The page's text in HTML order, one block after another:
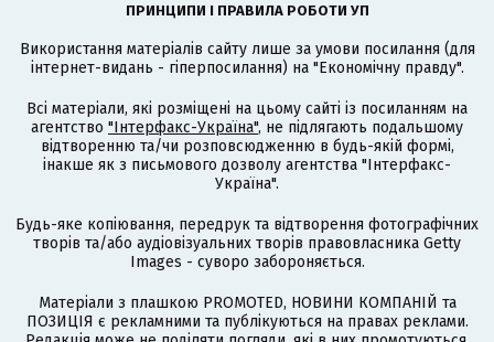
ПРИНЦИПИ І ПРАВИЛА РОБОТИ УП
Використання матеріалів сайту лише за умови посилання (для
інтернет-видань - гіперпосилання) на "Економічну правду".
Всі матеріали, які розміщені на цьому сайті із посиланням на
агентство "Інтерфакс-Україна", не підлягають подальшому
відтворенню та/чи розповсюдженню в будь-якій формі,
інакше як з письмового дозволу агентства "Інтерфакс-
Україна".
Будь-яке копіювання, передрук та відтворення фотографічних
творів та/або аудіовізуальних творів правовласника Getty
Images - суворо забороняється.
Матеріали з плашкою PROMOTED, НОВИНИ КОМПАНІЙ та
ПОЗИЦІЯ є рекламними та публікуються на правах реклами.